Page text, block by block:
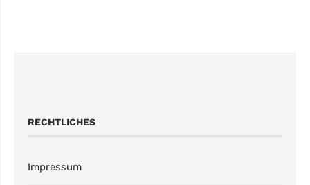
RECHTLICHES
Impressum